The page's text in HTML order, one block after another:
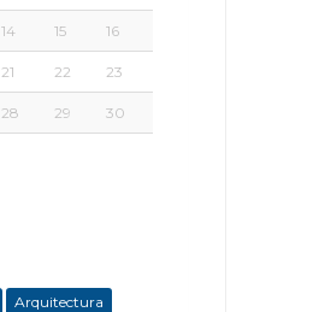
14 15 16
21 22 23
28 29 30
Arquitectura